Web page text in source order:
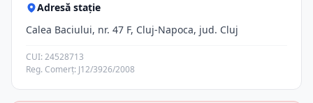
Adresă stație
Calea Baciului, nr. 47 F, Cluj-Napoca, jud. Cluj
CUI: 24528713
Reg. Comerț: J12/3926/2008